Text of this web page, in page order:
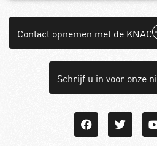
Contact opnemen met de KNAC
Schrijf u in voor onze